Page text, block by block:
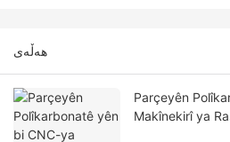
هەڵەی
Parçeyên
Makînekirî ya